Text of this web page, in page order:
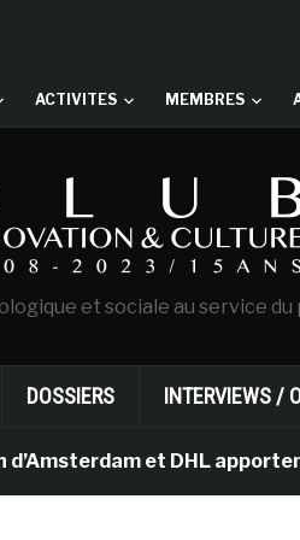
ACTIVITES MEMBRES
et sociale au service
DOSSIERS INTERVIEWS /
et DHL apportent